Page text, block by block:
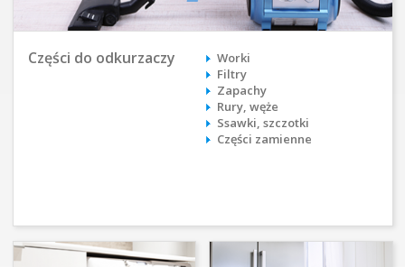
Części do odkurzaczy
Worki
Filtry
Zapachy
Rury, węże
Ssawki, szczotki
Części zamienne